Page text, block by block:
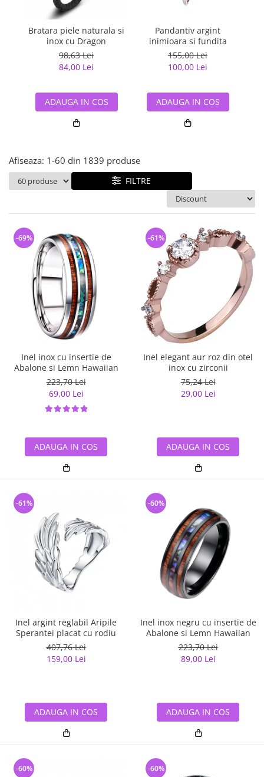
semipretioase
Bijuterii argint placat cu aur
Bijuterii argint cu diverse
Bijuterii de Lux
Bijuterii gotice si rock
Bijuterii Handmade
Bijuterii fantezie
Bijuterii tungsten
Solutii si lavete de curatare
bijuterii argint
Bratara piele naturala si
inox cu Dragon
98,63 Lei
84,00 Lei
ADAUGA IN COS
Pandantiv argint
inimioara si fundita
155,00 Lei
100,00 Lei
ADAUGA IN COS
Afiseaza: 1-60 din 1839 produse
FILTRE
Inel inox cu insertie de
Abalone si Lemn Hawaiian
223,70 Lei
69,00 Lei
-69%
ADAUGA IN COS
Inel elegant aur roz din otel
inox cu zirconii
75,24 Lei
29,00 Lei
-61%
ADAUGA IN COS
Inel argint reglabil Aripile
Sperantei placat cu rodiu
407,76 Lei
159,00 Lei
-61%
ADAUGA IN COS
Inel inox negru cu insertie de
Abalone si Lemn Hawaiian
223,70 Lei
89,00 Lei
-60%
ADAUGA IN COS
-60% -60%